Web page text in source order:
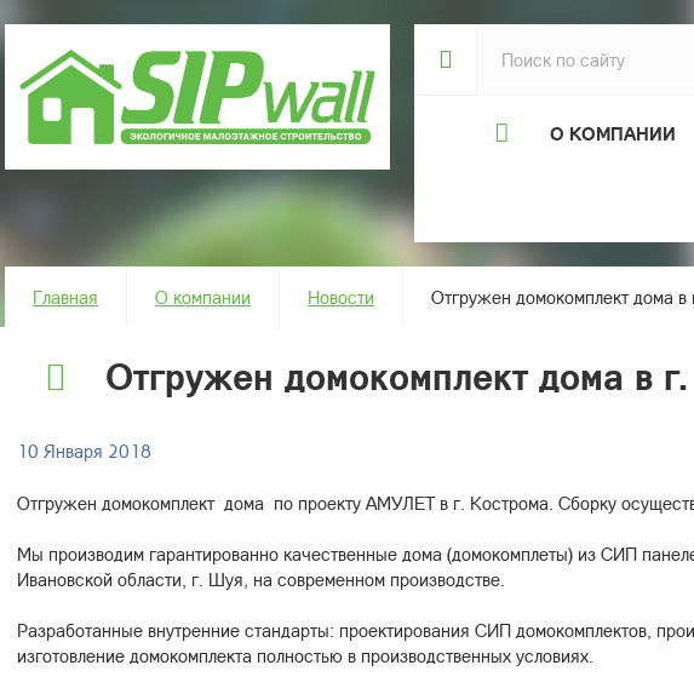
О КОМПАНИИ
Главная О компании Новости Отгружен домокомплект дома в
Отгружен домокомплект дома в
10 Января 2018
Отгружен домокомплект дома по проекту АМУЛЕТ в г. Кострома. Сборку
Мы производим гарантированно качественные дома (домокомплеты) из СИП
Ивановской области, г. Шуя, на современном производстве.
Разработанные внутренние стандарты: проектирования СИП домокомплектов,
изготовление домокомплекта полностью в производственных условиях.